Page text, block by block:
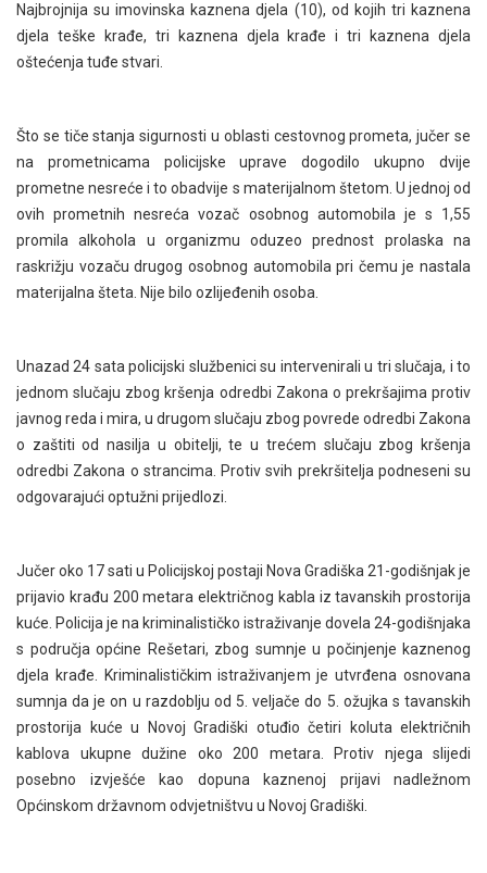
Najbrojnija su imovinska kaznena djela (10), od kojih tri kaznena
djela teške krađe, tri kaznena djela krađe i tri kaznena djela
oštećenja tuđe stvari.
Što se tiče stanja sigurnosti u oblasti cestovnog prometa, jučer se
na prometnicama policijske uprave dogodilo ukupno dvije
prometne nesreće i to obadvije s materijalnom štetom. U jednoj od
ovih prometnih nesreća vozač osobnog automobila je s 1,55
promila alkohola u organizmu oduzeo prednost prolaska na
raskrižju vozaču drugog osobnog automobila pri čemu je nastala
materijalna šteta. Nije bilo ozlijeđenih osoba.
Unazad 24 sata policijski službenici su intervenirali u tri slučaja, i to
jednom slučaju zbog kršenja odredbi Zakona o prekršajima protiv
javnog reda i mira, u drugom slučaju zbog povrede odredbi Zakona
o zaštiti od nasilja u obitelji, te u trećem slučaju zbog kršenja
odredbi Zakona o strancima. Protiv svih prekršitelja podneseni su
odgovarajući optužni prijedlozi.
Jučer oko 17 sati u Policijskoj postaji Nova Gradiška 21-godišnjak je
prijavio krađu 200 metara električnog kabla iz tavanskih prostorija
kuće. Policija je na kriminalističko istraživanje dovela 24-godišnjaka
s područja općine Rešetari, zbog sumnje u počinjenje kaznenog
djela krađe. Kriminalističkim istraživanjem je utvrđena osnovana
sumnja da je on u razdoblju od 5. veljače do 5. ožujka s tavanskih
prostorija kuće u Novoj Gradiški otuđio četiri koluta električnih
kablova ukupne dužine oko 200 metara. Protiv njega slijedi
posebno izvješće kao dopuna kaznenoj prijavi nadležnom
Općinskom državnom odvjetništvu u Novoj Gradiški.